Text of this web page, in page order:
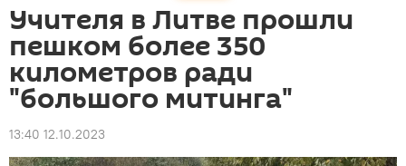
Учителя в Литве прошли
пешком более 350
километров ради
"большого митинга"
13:40 12.10.2023